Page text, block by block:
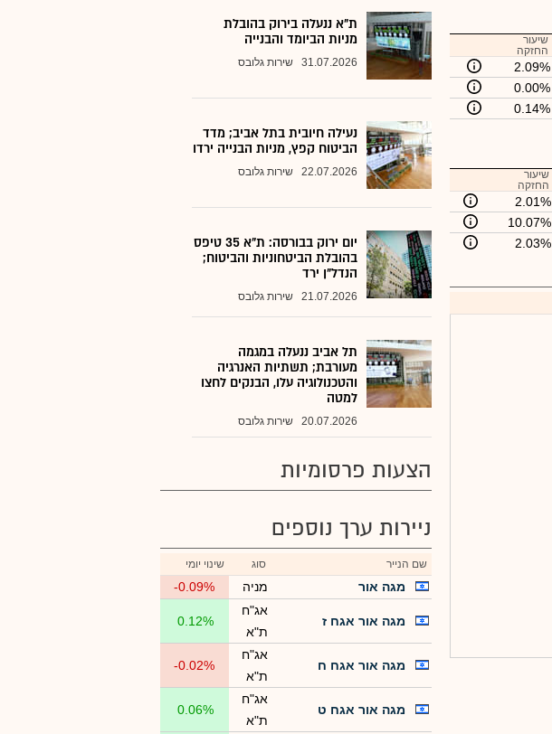
שיעור
החזקה
2.09%
0.00%
0.14%
שיעור
החזקה
2.01%
10.07%
2.03%
ת"א ננעלה בירוק בהובלת
מניות הביומד והבנייה
31.07.2026 שירות גלובס
נעילה חיובית בתל אביב; מדד
הביטוח קפץ, מניות הבנייה ירדו
22.07.2026 שירות גלובס
יום ירוק בבורסה: ת"א 35 טיפס
בהובלת הביטחוניות והביטוח;
הנדל"ן ירד
21.07.2026 שירות גלובס
תל אביב ננעלה במגמה
מעורבת; תשתיות האנרגיה
והטכנולוגיה עלו, הבנקים לחצו
למטה
20.07.2026 שירות גלובס
הצעות פרסומיות
ניירות ערך נוספים
שם הנייר סוג שינוי יומי
מגה אור מניה -0.09%
מגה אור אגח ז
אג"ח
ת"א
0.12%
מגה אור אגח ח
אג"ח
ת"א
-0.02%
מגה אור אגח ט
אג"ח
ת"א
0.06%